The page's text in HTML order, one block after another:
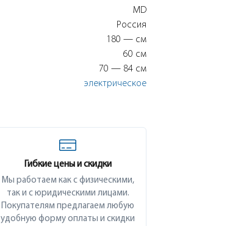
MD
Россия
180 — см
60 см
70 — 84 см
электрическое
Гибкие цены и скидки
Мы работаем как с физическими,
так и с юридическими лицами.
Покупателям предлагаем любую
удобную форму оплаты и скидки